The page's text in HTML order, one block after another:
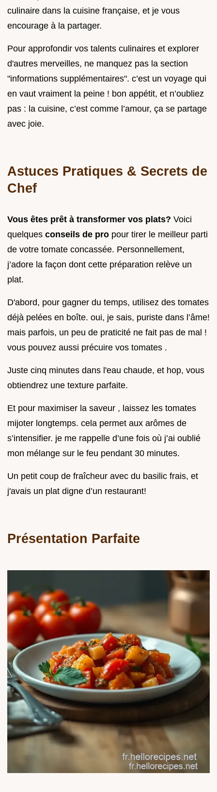
culinaire dans la cuisine française, et je vous
encourage à la partager.
Pour approfondir vos talents culinaires et explorer
d'autres merveilles, ne manquez pas la section
"informations supplémentaires". c’est un voyage qui
en vaut vraiment la peine ! bon appétit, et n’oubliez
pas : la cuisine, c’est comme l’amour, ça se partage
avec joie.
Astuces Pratiques & Secrets de
Chef
Vous êtes prêt à transformer vos plats? Voici
quelques conseils de pro pour tirer le meilleur parti
de votre tomate concassée. Personnellement,
j’adore la façon dont cette préparation relève un
plat.
D'abord, pour gagner du temps, utilisez des tomates
déjà pelées en boîte. oui, je sais, puriste dans l’âme!
mais parfois, un peu de praticité ne fait pas de mal !
vous pouvez aussi précuire vos tomates .
Juste cinq minutes dans l'eau chaude, et hop, vous
obtiendrez une texture parfaite.
Et pour maximiser la saveur , laissez les tomates
mijoter longtemps. cela permet aux arômes de
s’intensifier. je me rappelle d’une fois où j’ai oublié
mon mélange sur le feu pendant 30 minutes.
Un petit coup de fraîcheur avec du basilic frais, et
j'avais un plat digne d’un restaurant!
Présentation Parfaite